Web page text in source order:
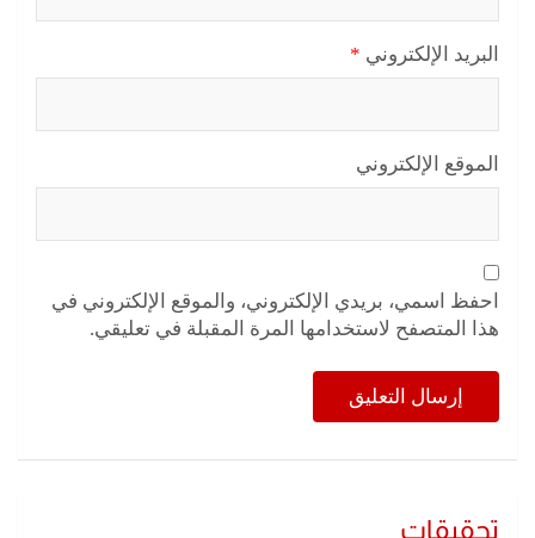
البريد الإلكتروني *
الموقع الإلكتروني
احفظ اسمي، بريدي الإلكتروني، والموقع الإلكتروني في
هذا المتصفح لاستخدامها المرة المقبلة في تعليقي.
تحقيقات